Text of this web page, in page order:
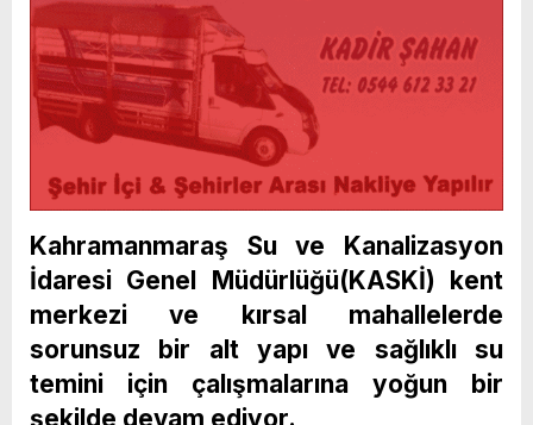
Kahramanmaraş Su ve Kanalizasyon
İdaresi Genel Müdürlüğü(KASKİ) kent
merkezi ve kırsal mahallelerde
sorunsuz bir alt yapı ve sağlıklı su
temini için çalışmalarına yoğun bir
şekilde devam ediyor.